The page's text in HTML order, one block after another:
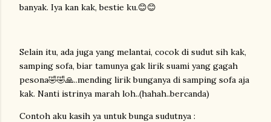
banyak. Iya kan kak, bestie ku.😊😊
Selain itu, ada juga yang melantai, cocok di sudut sih kak,
samping sofa, biar tamunya gak lirik suami yang gagah
pesona🤣🤣🙏..mending lirik bunganya di samping sofa aja
kak. Nanti istrinya marah loh..(hahah..bercanda)
Contoh aku kasih ya untuk bunga sudutnya :